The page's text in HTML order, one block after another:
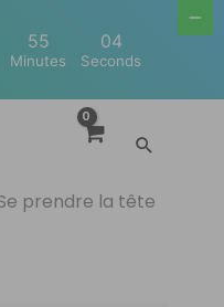
prendre la tête
55
Minutes
04
Seconds